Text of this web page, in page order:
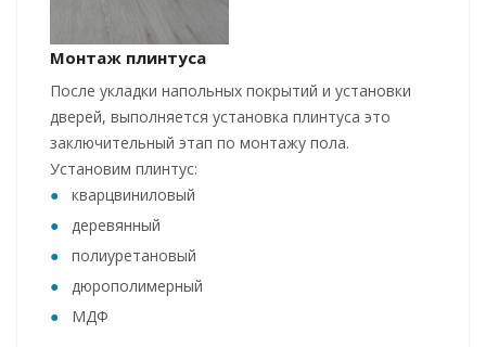
Монтаж плинтуса
После укладки напольных покрытий и установки
дверей, выполняется установка плинтуса это
заключительный этап по монтажу пола.
Установим плинтус:
кварцвиниловый
деревянный
полиуретановый
дюрополимерный
МДФ